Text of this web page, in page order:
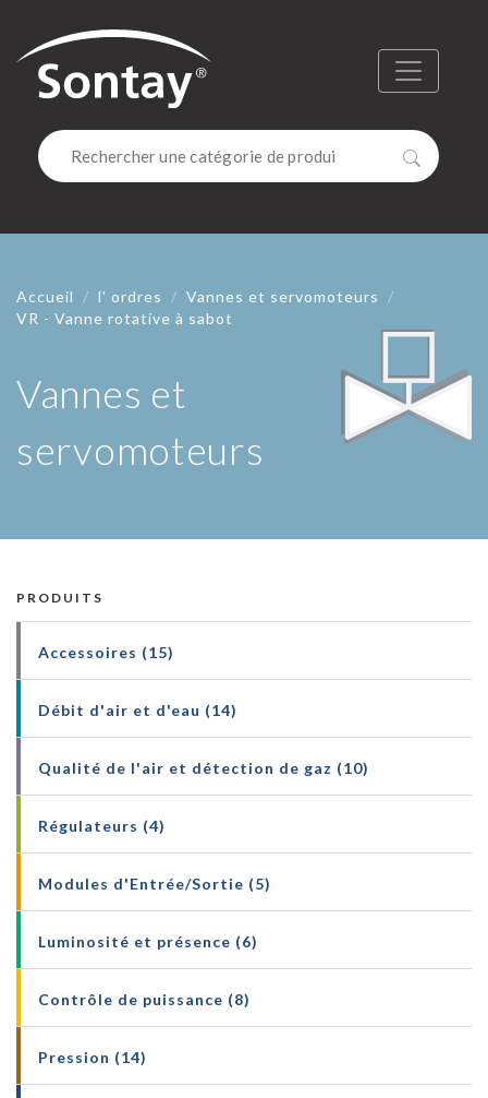
Sontay
Vannes et
servomoteurs
Accueil l' ordres
Vannes et servomoteurs
VR - Vanne rotative à sabot
PRODUITS
Accessoires (15)
Débit d'air et d'eau (14)
Qualité de l'air et détection de gaz (10)
Régulateurs (4)
Modules d'Entrée/Sortie (5)
Luminosité et présence (6)
Contrôle de puissance (8)
Pression (14)